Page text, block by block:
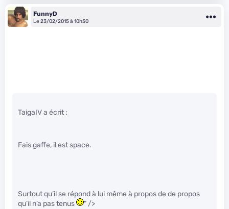
FunnyD
Le 23/02/2015 à 10h50
TaigaIV a écrit :
Fais gaffe, il est space.
Surtout qu’il se répond à lui même à propos de de propos
qu’il n’a pas tenus
" />